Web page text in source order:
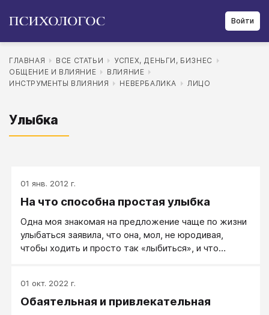
Войти
ГЛАВНАЯ ВСЕ СТАТЬИ
УСПЕХ, ДЕНЬГИ, БИЗНЕС
ОБЩЕНИЕ И ВЛИЯНИЕ
ВЛИЯНИЕ
ИНСТРУМЕНТЫ ВЛИЯНИЯ
НЕВЕРБАЛИКА ЛИЦО
Улыбка
01 янв. 2012 г.
На что способна простая улыбка
Одна моя знакомая на предложение чаще по жизни
улыбаться заявила, что она, мол, не юродивая,
чтобы ходить и просто так «лыбиться», и что
улыбнуться или рассмеяться до трёхсот раз, явно
при этом не выглядят глупо или неестественно. Как
01 окт. 2022 г.
Обаятельная и привлекательная